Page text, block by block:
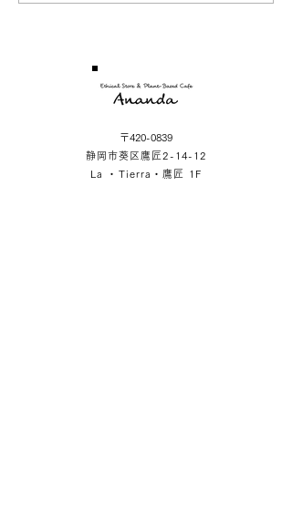
〒420-0839
静岡市葵区鷹匠2-14-12
La ・Tierra・鷹匠 1F